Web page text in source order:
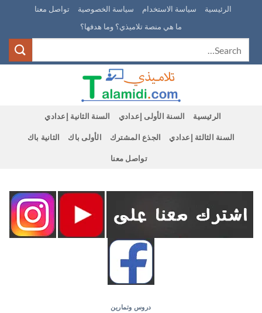
content
الرئيسية سياسة الاستخدام سياسة الخصوصية
تواصل معنا
ما هي منصة تلاميذي؟ وما هدفها؟
الرئيسية السنة الأولى إعدادي السنة الثانية إعدادي
السنة الثالثة إعدادي الجذع المشترك الأولى باك الثانية باك
تواصل معنا
دروس وتمارين